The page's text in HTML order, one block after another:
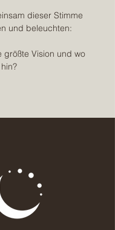
dieser Stimme
und beleuchten:
größte Vision und wo